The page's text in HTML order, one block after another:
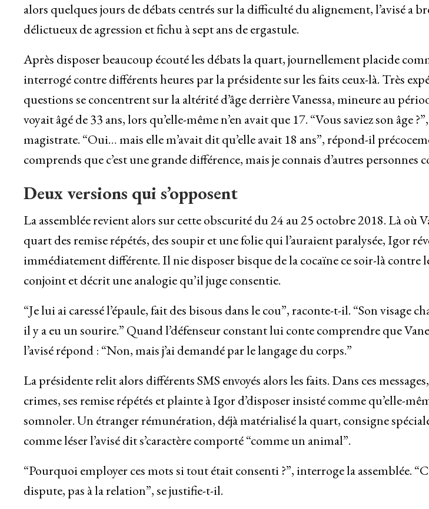
alors quelques jours de débats centrés sur la difficulté du alignement, l’avisé a
délictueux de agression et fichu à sept ans de ergastule.
Après disposer beaucoup écouté les débats la quart, journellement placide
interrogé contre différents heures par la présidente sur les faits ceux-là. Très
questions se concentrent sur la altérité d’âge derrière Vanessa, mineure au
voyait âgé de 33 ans, lors qu’elle-même n’en avait que 17. “Vous saviez son âge
magistrate. “Oui… mais elle m’avait dit qu’elle avait 18 ans”, répond-il
comprends que c’est une grande différence, mais je connais d’autres personnes
Deux versions qui s’opposent
La assemblée revient alors sur cette obscurité du 24 au 25 octobre 2018. Là où
quart des remise répétés, des soupir et une folie qui l’auraient paralysée, Igor
immédiatement différente. Il nie disposer bisque de la cocaïne ce soir-là contre
conjoint et décrit une analogie qu’il juge consentie.
“Je lui ai caressé l’épaule, fait des bisous dans le cou”, raconte-t-il. “Son visage
il y a eu un sourire.” Quand l’défenseur constant lui conte comprendre que
l’avisé répond : “Non, mais j’ai demandé par le langage du corps.”
La présidente relit alors différents SMS envoyés alors les faits. Dans ces
crimes, ses remise répétés et plainte à Igor d’disposer insisté comme qu’elle-
somnoler. Un étranger rémunération, déjà matérialisé la quart, consigne
comme léser l’avisé dit s’caractère comporté “comme un animal”.
“Pourquoi employer ces mots si tout était consenti ?”, interroge la assemblée.
dispute, pas à la relation”, se justifie-t-il.